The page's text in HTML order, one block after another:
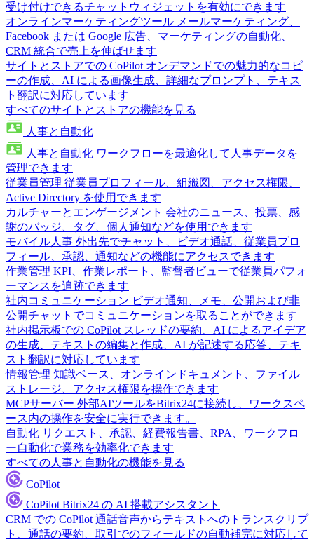
受け付けできるチャットウィジェットを有効にできます
オンラインマーケティングツール メールマーケティング、
Facebook または Google 広告、マーケティングの自動化、
CRM 統合で売上を伸ばせます
サイトとストアでの CoPilot オンデマンドでの魅力的なコピ
ーの作成、AI による画像生成、詳細なプロンプト、テキス
ト翻訳に対応しています
すべてのサイトとストアの機能を見る
人事と自動化
人事と自動化 ワークフローを最適化して人事データを
管理できます
従業員管理 従業員プロフィール、組織図、アクセス権限、
Active Directory を使用できます
カルチャーとエンゲージメント 会社のニュース、投票、感
謝のバッジ、タグ、個人通知などを使用できます
モバイル人事 外出先でチャット、ビデオ通話、従業員プロ
フィール、承認、通知などの機能にアクセスできます
作業管理 KPI、作業レポート、監督者ビューで従業員パフォ
ーマンスを追跡できます
社内コミュニケーション ビデオ通知、メモ、公開および非
公開チャットでコミュニケーションを取ることができます
社内掲示板での CoPilot スレッドの要約、AI によるアイデア
の生成、テキストの編集と作成、AI が記述する応答、テキ
スト翻訳に対応しています
情報管理 知識ベース、オンラインドキュメント、ファイル
ストレージ、アクセス権限を操作できます
MCPサーバー 外部AIツールをBitrix24に接続し、ワークスペ
ース内の操作を安全に実行できます。
自動化 リクエスト、承認、経費報告書、RPA、ワークフロ
ー自動化で業務を効率化できます
すべての人事と自動化の機能を見る
CoPilot
CoPilot Bitrix24 の AI 搭載アシスタント
CRM での CoPilot 通話音声からテキストへのトランスクリプ
ト、通話の要約、取引でのフィールドの自動補完に対応して